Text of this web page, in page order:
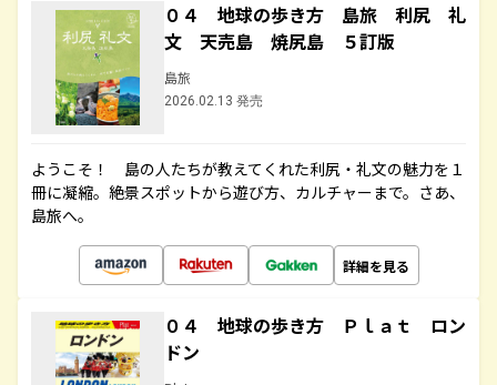
０４ 地球の歩き方 島旅 利尻 礼
文 天売島 焼尻島 ５訂版
島旅
2026.02.13 発売
ようこそ！ 島の人たちが教えてくれた利尻・礼文の魅力を１
冊に凝縮。絶景スポットから遊び方、カルチャーまで。さあ、
島旅へ。
詳細を見る
０４ 地球の歩き方 Ｐｌａｔ ロン
ドン